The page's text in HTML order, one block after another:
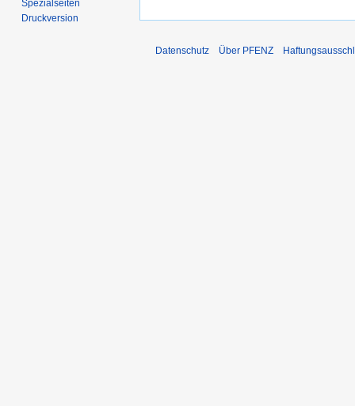
Spezialseiten
Druckversion
Datenschutz Über PFENZ